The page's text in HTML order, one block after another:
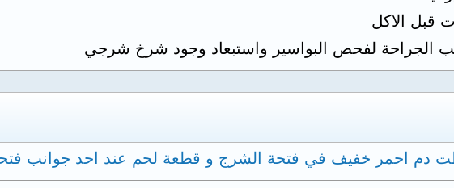
الجراحة لفحص البواسير واستبعاد وجود شرخ شرجي
دم احمر خفيف في فتحة الشرج و قطعة لحم عند احد جوانب